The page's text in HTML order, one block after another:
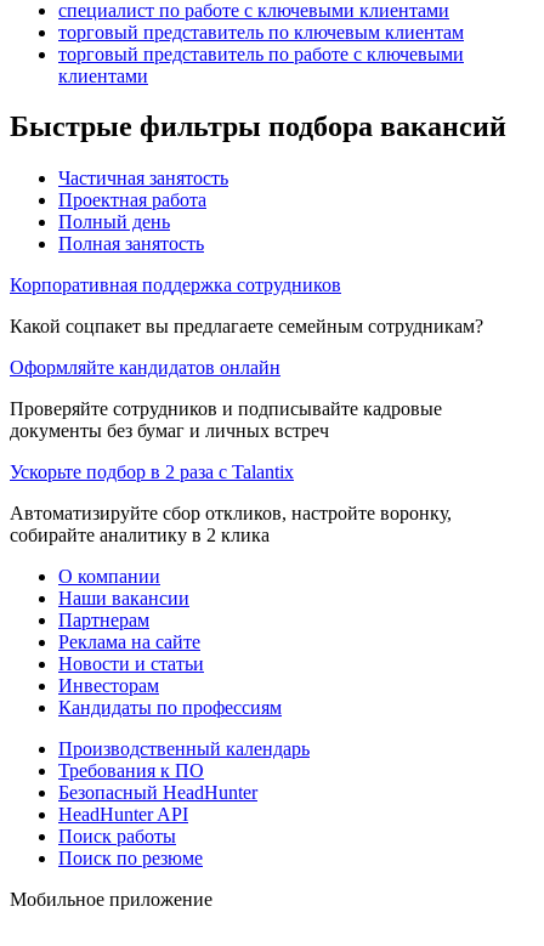
специалист по работе с ключевыми клиентами
торговый представитель по ключевым клиентам
торговый представитель по работе с ключевыми
клиентами
Быстрые фильтры подбора вакансий
Частичная занятость
Проектная работа
Полный день
Полная занятость
Корпоративная поддержка сотрудников
Какой соцпакет вы предлагаете семейным сотрудникам?
Оформляйте кандидатов онлайн
Проверяйте сотрудников и подписывайте кадровые
документы без бумаг и личных встреч
Ускорьте подбор в 2 раза с Talantix
Автоматизируйте сбор откликов, настройте воронку,
собирайте аналитику в 2 клика
О компании
Наши вакансии
Партнерам
Реклама на сайте
Новости и статьи
Инвесторам
Кандидаты по профессиям
Производственный календарь
Требования к ПО
Безопасный HeadHunter
HeadHunter API
Поиск работы
Поиск по резюме
Мобильное приложение